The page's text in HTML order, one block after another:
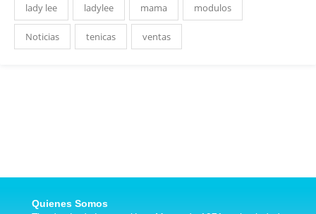
lady lee ladylee mama modulos
Noticias tenicas ventas
Quienes Somos